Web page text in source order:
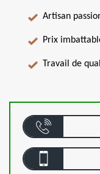
Artisan
Prix
Travail de